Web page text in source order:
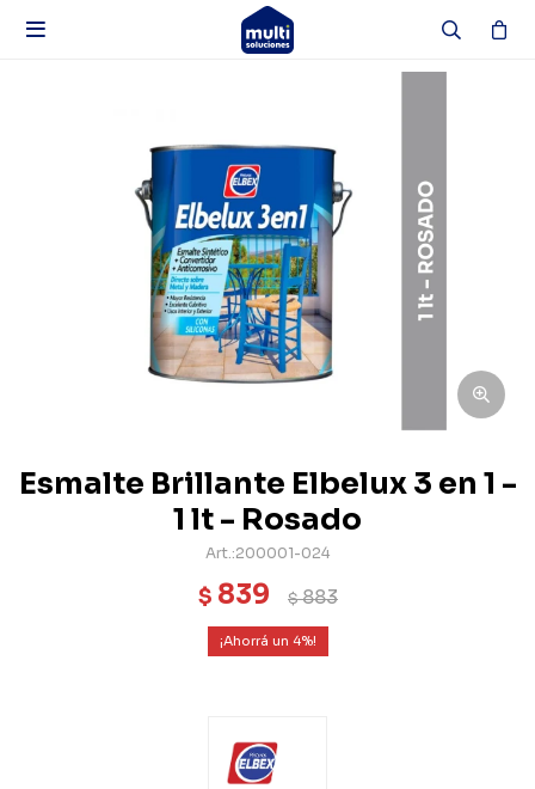

Esmalte Brillante Elbelux 3 en 1 -
1 lt - Rosado
200001-024
$ 839 $883
4